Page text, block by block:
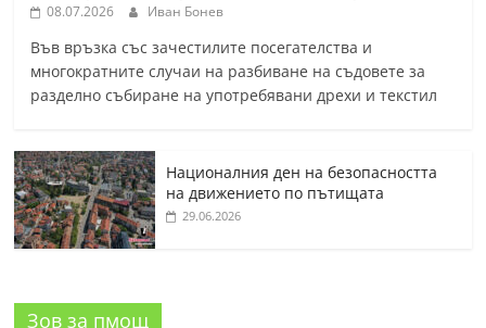
08.07.2026 Иван Бонев
Във връзка със зачестилите посегателства и
многократните случаи на разбиване на съдовете за
разделно събиране на употребявани дрехи и текстил
Националния ден на безопасността
на движението по пътищата
29.06.2026
Зов за пмощ